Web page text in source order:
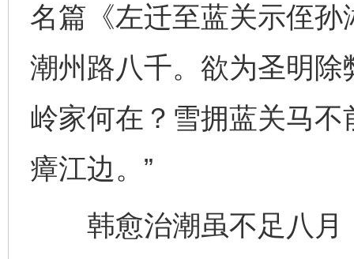
名篇《左迁至蓝关示侄孙
潮州路八千。欲为圣明
岭家何在？雪拥蓝关马
瘴江边。”
韩愈治潮虽不足八月